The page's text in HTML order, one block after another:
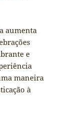
aumenta
e
maneira
à